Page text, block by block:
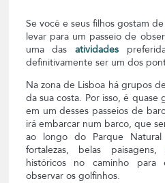
Se você e seus filhos gostam
levar para um passeio de
uma dasatividades
definitivamente ser um dos
Na zona de Lisboa há grupos
da sua costa. Por isso, é
em um desses passeios de
irá embarcar num barco, que
ao longo do Parque
fortalezas, belas paisagens,
históricos no caminho
observar os golfinhos.